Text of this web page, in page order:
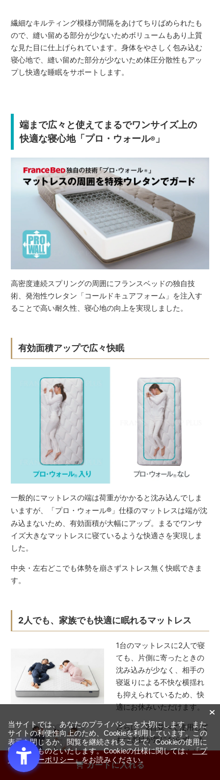
カートに入れる
繊細なキルティング模様が間隔をあけてちりばめられたも
ので、縫い留める部分が少ないためボリュームもあり上質
な見た目に仕上げられています。身体をやさしく包み込む
寝心地で、縫い留めた部分が少ないため体圧分散性もアッ
プし快適な睡眠をサポートします。
端まで広々と使えてまるでワンサイズ上の
快適な寝心地「プロ・ウォール®」
高密度連続スプリングの周囲にフランスベッドの独自技
術、発泡性ウレタン「コールドキュアフォーム」を注入す
ることで高い耐久性、寝心地の向上を実現しました。
有効面積アップで広々快眠
一般的にマットレスの端は荷重がかかると沈み込んでしま
いますが、「プロ・ウォール® 」仕様のマットレスは端が沈
み込まないため、有効面積が大幅にアップ。まるでワンサ
イズ大きなマットレスに寝ているような快適さを実現しま
した。
中央・左右どこでも体勢を崩さずストレス無く快眠できま
す。
2人でも、家族でも快適に眠れるマットレス
1台のマットレスに2人で寝
ても、片側に寄ったときの
沈み込みが少なく、相手の
寝返りによる不快な横揺れ
も抑えられているため、快
適にお休みいただけます。
さらに、2台並べて使用して
もつぎ目が気にならず、ま
るで1台の大きなマットレス
で眠っているかのような寝
当サイトでは、あなたのプライバシーを大切にします。また
サイトの利便性向上のため、Cookieを利用しています。この
表示を閉じるか、閲覧を継続されることで、Cookieの使用に
同意するものといたします。Cookieの仕様に関しては、「プ
ライバシーポリシー」をお読みください。